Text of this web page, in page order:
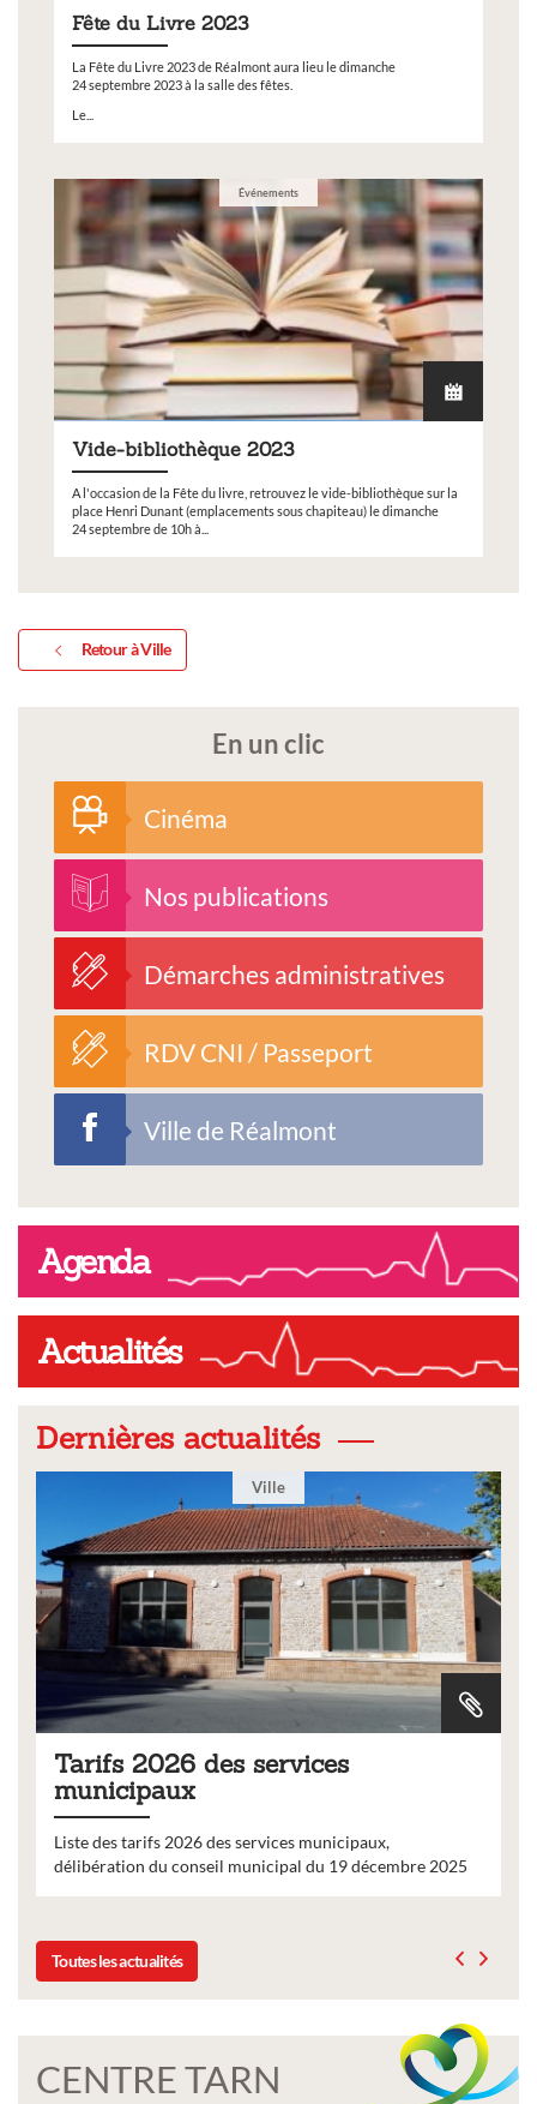
Fête du Livre 2023
La Fête du Livre 2023 de Réalmont aura lieu le dimanche
24 septembre 2023 à la salle des fêtes.
Le...
Événements
Vide-bibliothèque 2023
A l'occasion de la Fête du livre, retrouvez le vide-bibliothèque sur la
place Henri Dunant (emplacements sous chapiteau) le dimanche
24 septembre de 10h à...
Retour à Ville
En un clic
Cinéma
Nos publications
Démarches administratives
RDV CNI / Passeport
Ville de Réalmont
Agenda
Actualités
Dernières actualités
Ville
Tarifs 2026 des services
municipaux
Liste des tarifs 2026 des services municipaux,
délibération du conseil municipal du 19 décembre 2025
Toutes les actualités
CENTRE TARN